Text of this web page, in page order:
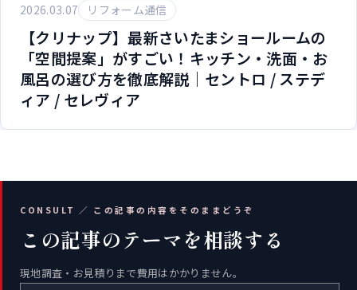
2026.03.07 リフォーム通信
【クリナップ】最新さいたまショールームの
「空間提案」がすごい！キッチン・洗面・お
風呂の選び方を徹底解説｜セントロ / ステデ
ィア / セレヴィア
CONSULT ／ この記事の内容をそのままどうぞ
この記事のテーマを相談する
現地調査・お見積りまで費用はかかりません。